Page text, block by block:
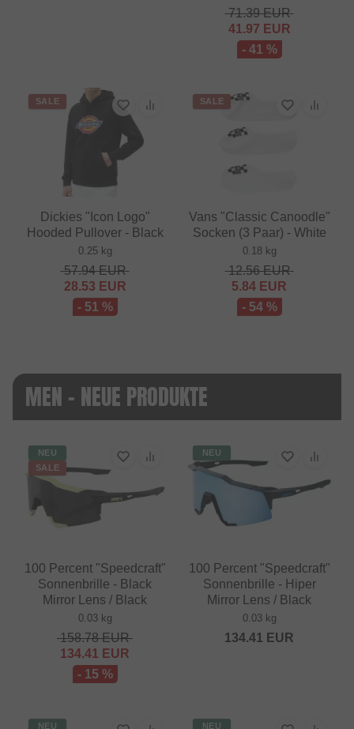
71.39EUR
41.97 EUR
- 41 %
SALE
Dickies "Icon Logo"
Hooded Pullover - Black
0.25 kg
57.94EUR
28.53 EUR
- 51 %
SALE
Vans "Classic Canoodle"
Socken (3 Paar) - White
0.18 kg
12.56EUR
5.84 EUR
- 54 %
MEN - NEUE PRODUKTE
NEU
SALE
100 Percent "Speedcraft"
Sonnenbrille - Black
Mirror Lens / Black
0.03 kg
158.78EUR
134.41 EUR
- 15 %
NEU
100 Percent "Speedcraft"
Sonnenbrille - Hiper
Mirror Lens / Black
0.03 kg
134.41 EUR
NEU NEU